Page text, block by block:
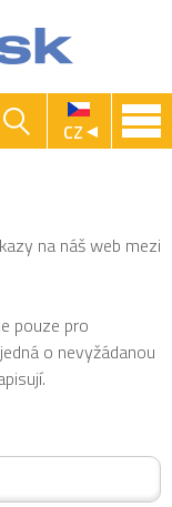
CZ
na náš web mezi
pouze pro
o nevyžádanou